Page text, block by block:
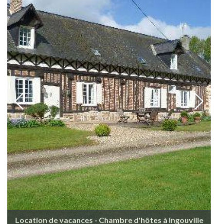
Location de vacances - Chambre d'hôtes à Ingouville